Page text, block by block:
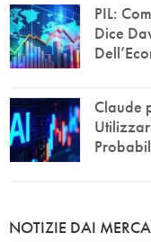
PIL:
Dice
Claude
NOTIZIE DAI